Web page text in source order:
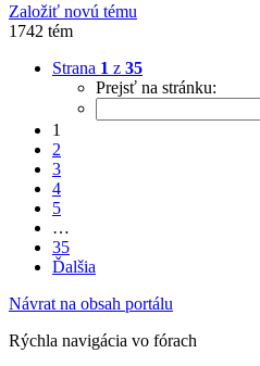
Založiť novú tému
1742 tém
Strana 1 z 35
Prejsť na stránku:
1
2
3
4
5
…
35
Ďalšia
Návrat na obsah portálu
Rýchla navigácia vo fórach